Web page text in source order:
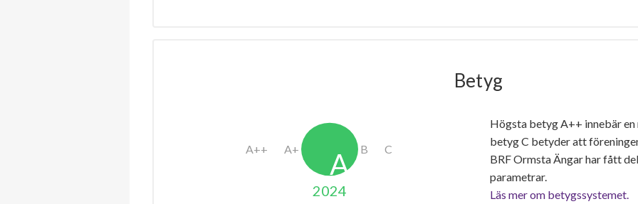
Betyg
2024
Högsta betyg A++ innebär
betyg C betyder att
BRF Ormsta Ängar har fått
parametrar.
Läs mer om betygssystemet.